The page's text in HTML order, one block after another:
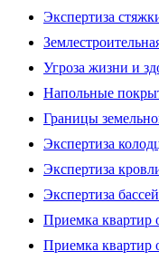
Экспертиза
Угроза жизни и
Напольные
Границы
Экспертиза
Экспертиза
Экспертиза
Приемка квартир
Приемка квартир